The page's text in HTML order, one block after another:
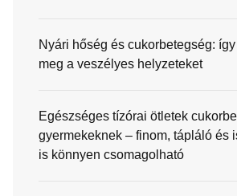
Nyári hőség és cukorbetegség:
meg a veszélyes helyzeteket
Egészséges tízórai ötletek
gyermekeknek – finom, tápláló és
is könnyen csomagolható